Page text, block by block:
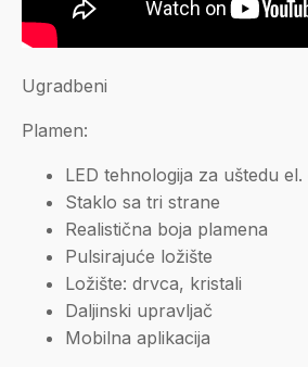
Ugradbeni
Plamen:
LED tehnologija za uštedu el.
Staklo sa tri strane
Realistična boja plamena
Pulsirajuće ložište
Ložište: drvca, kristali
Daljinski upravljač
Mobilna aplikacija